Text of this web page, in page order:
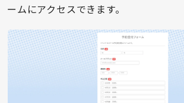
ームにアクセスできます。